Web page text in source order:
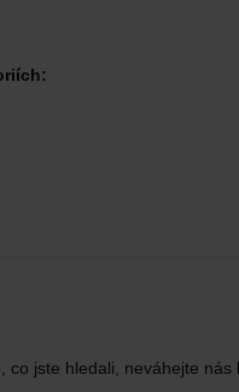
jste hledali, neváhejte nás